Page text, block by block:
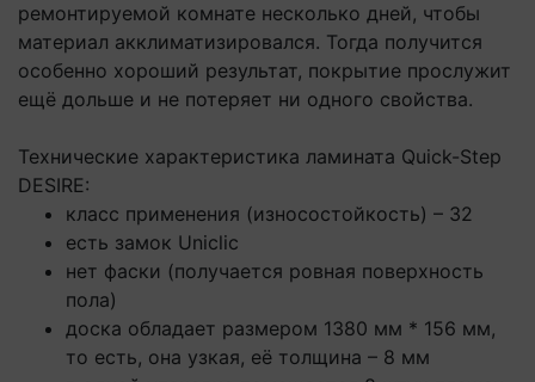
ремонтируемой комнате несколько дней, чтобы
материал акклиматизировался. Тогда получится
особенно хороший результат, покрытие прослужит
ещё дольше и не потеряет ни одного свойства.
Технические характеристика ламината Quick-Step
DESIRE:
класс применения (износостойкость) – 32
есть замок Uniclic
нет фаски (получается ровная поверхность
пола)
доска обладает размером 1380 мм * 156 мм,
то есть, она узкая, её толщина – 8 мм